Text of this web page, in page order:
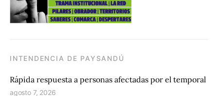
INTENDENCIA DE PAYSANDÚ
Rápida respuesta a personas afectadas por el temporal
agosto 7, 2026